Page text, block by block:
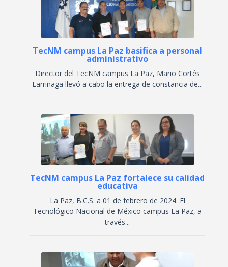
TecNM campus La Paz basifica a personal
administrativo
Director del TecNM campus La Paz, Mario Cortés
Larrinaga llevó a cabo la entrega de constancia de...
TecNM campus La Paz fortalece su calidad
educativa
La Paz, B.C.S. a 01 de febrero de 2024. El
Tecnológico Nacional de México campus La Paz, a
través...